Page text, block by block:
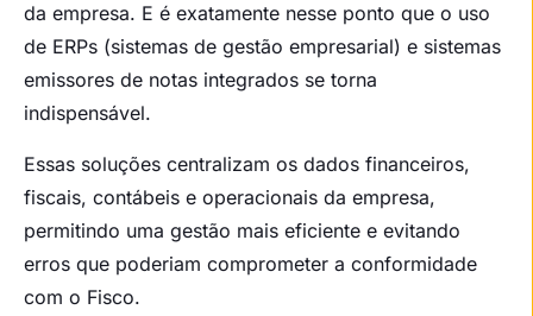
da empresa. E é exatamente nesse ponto que o uso
de ERPs (sistemas de gestão empresarial) e sistemas
emissores de notas integrados se torna
indispensável.
Essas soluções centralizam os dados financeiros,
fiscais, contábeis e operacionais da empresa,
permitindo uma gestão mais eficiente e evitando
erros que poderiam comprometer a conformidade
com o Fisco.